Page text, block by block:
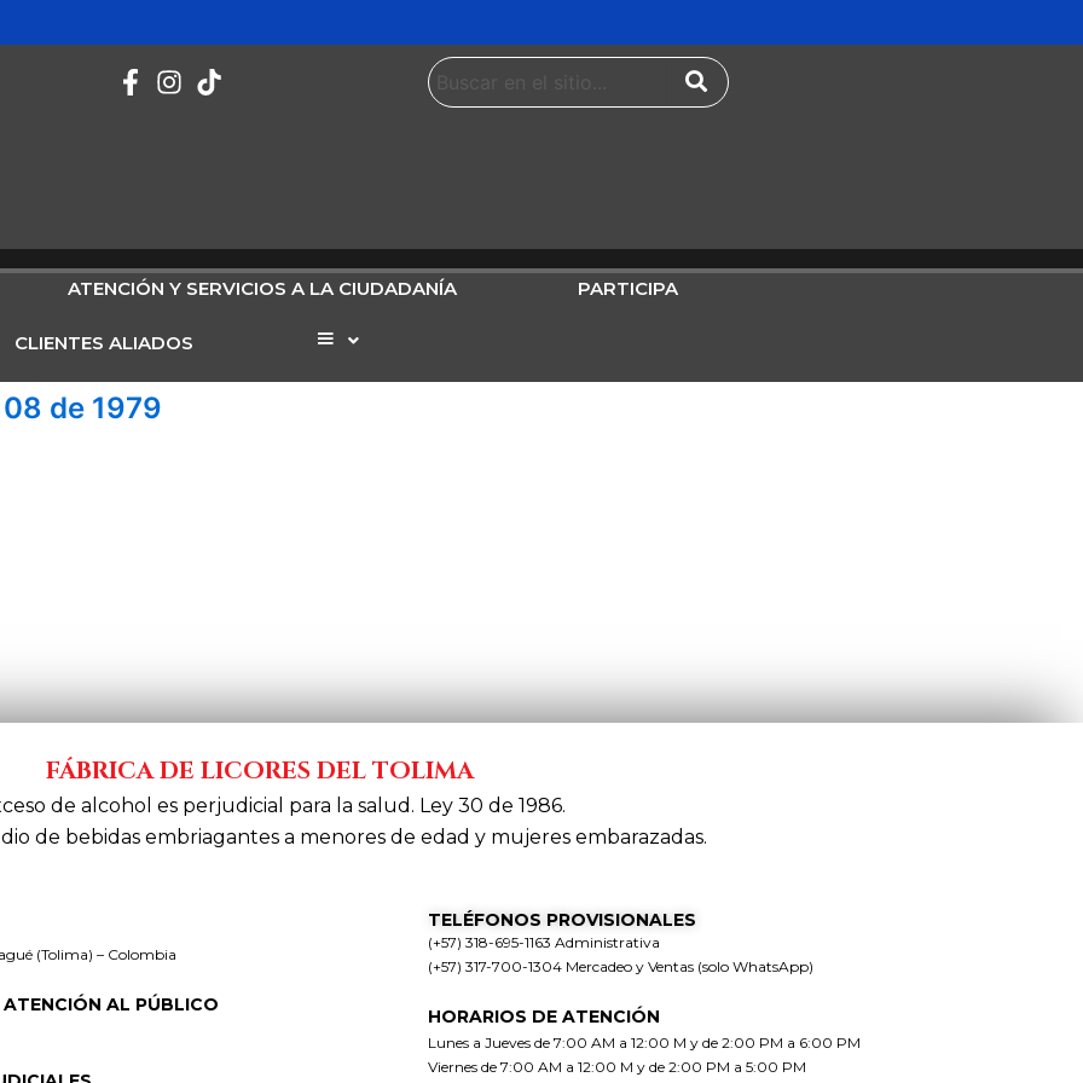
ATENCIÓN Y SERVICIOS A LA CIUDADANÍA PARTICIPA
CLIENTES ALIADOS Elemento
menú
de 1979
FÁBRICA DE LICORES DEL TOLIMA
de alcohol es perjudicial para la salud. Ley 30 de 1986.
de bebidas embriagantes a menores de edad y mujeres embarazadas.
(Tolima) – Colombia
AL PÚBLICO
TELÉFONOS PROVISIONALES
(+57) 318-695-1163 Administrativa
(+57) 317-700-1304 Mercadeo y Ventas (solo WhatsApp)
HORARIOS DE ATENCIÓN
Lunes a Jueves de 7:00 AM a 12:00 M y de 2:00 PM a 6:00 PM
Viernes de 7:00 AM a 12:00 M y de 2:00 PM a 5:00 PM